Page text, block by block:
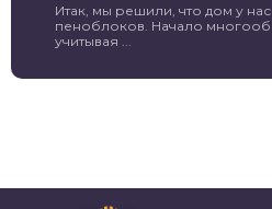
Итак, мы решили, что дом у
пеноблоков. Начало
учитывая ...